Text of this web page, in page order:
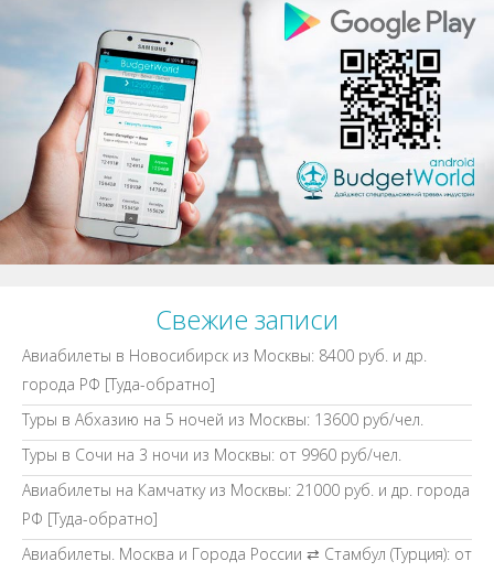
Свежие записи
Авиабилеты в Новосибирск из Москвы: 8400 руб. и др.
города РФ [Туда-обратно]
Туры в Абхазию на 5 ночей из Москвы: 13600 руб/чел.
Туры в Сочи на 3 ночи из Москвы: от 9960 руб/чел.
Авиабилеты на Камчатку из Москвы: 21000 руб. и др. города
РФ [Туда-обратно]
Авиабилеты. Москва и Города России ⇄ Стамбул (Турция): от